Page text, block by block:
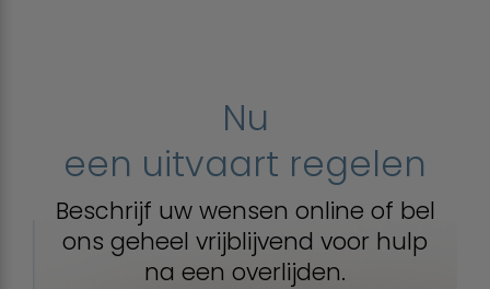
Nu
een uitvaart regelen
Beschrijf uw wensen online of bel
ons geheel vrijblijvend voor hulp
na een overlijden.